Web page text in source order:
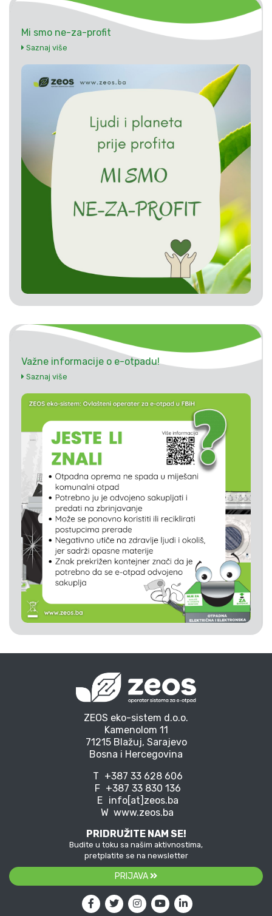
Mi smo ne-za-profit
Saznaj više
Važne informacije o e-otpadu!
Saznaj više
ZEOS eko-sistem d.o.o.
Kamenolom 11
71215 Blažuj, Sarajevo
Bosna i Hercegovina
T +387 33 628 606
F +387 33 830 136
E info[at]zeos.ba
W www.zeos.ba
PRIDRUŽITE NAM SE!
Budite u toku sa našim aktivnostima,
pretplatite se na newsletter
PRIJAVA